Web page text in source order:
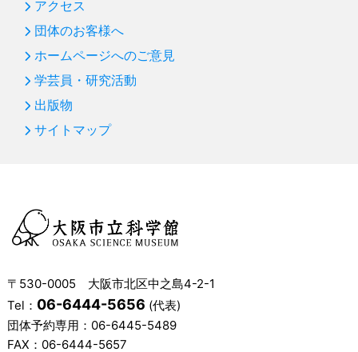
アクセス
団体のお客様へ
ホームページへのご意見
学芸員・研究活動
出版物
サイトマップ
〒530-0005 大阪市北区中之島4-2-1
Tel： 06-6444-5656 (代表)
団体予約専用： 06-6445-5489
FAX：06-6444-5657